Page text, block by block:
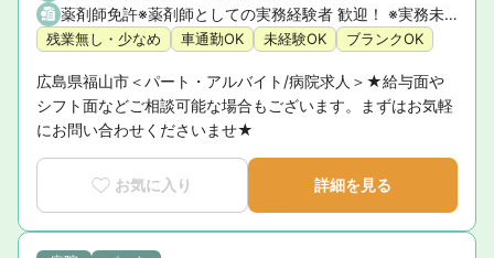
薬剤師免許※薬剤師としての実務経験者 歓迎！ ※実務未経験の方やブランクのある方もご相談ください。 ※車の運転免許をお持ちの方歓迎！
残業無し・少なめ 車通勤OK 未経験OK ブランクOK
広島県福山市＜パート・アルバイト/病院求人＞★給与面や
シフト面などご相談可能な場合もございます。まずはお気軽
にお問い合わせくださいませ★
お気に入り 詳細を見る